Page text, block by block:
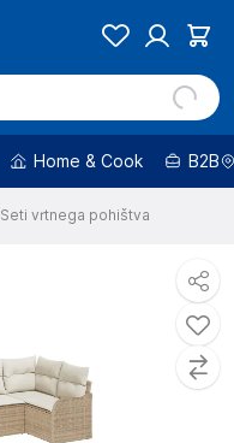
Home & Cook B2B
Seti vrtnega pohištva